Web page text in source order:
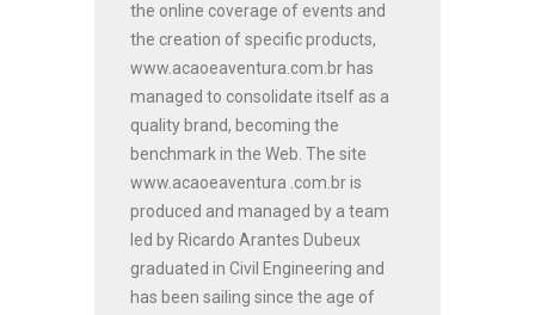
the online coverage of events and
the creation of specific products,
www.acaoeaventura.com.br has
managed to consolidate itself as a
quality brand, becoming the
benchmark in the Web. The site
www.acaoeaventura .com.br is
produced and managed by a team
led by Ricardo Arantes Dubeux
graduated in Civil Engineering and
has been sailing since the age of